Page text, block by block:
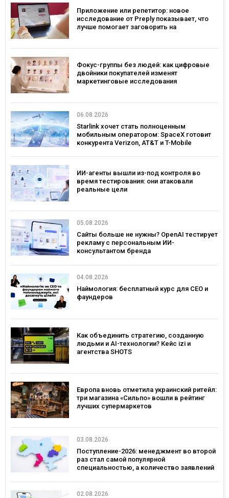
Приложение или репетитор: новое
исследование от Preply показывает, что
лучше помогает заговорить на
Фокус-группы без людей: как цифровые
двойники покупателей изменят
маркетинговые исследования
06.08.2026
Starlink хочет стать полноценным
мобильным оператором: SpaceX готовит
конкурента Verizon, AT&T и T-Mobile
ИИ-агенты вышли из-под контроля во
время тестирования: они атаковали
реальные цели
05.08.2026
Сайты больше не нужны? OpenAI тестирует
рекламу с персональным ИИ-
консультантом бренда
04.08.2026
Наймология: бесплатный курс для CEO и
фаундеров
Как объединить стратегию, созданную
людьми и AI-технологии? Кейс izi и
агентства SHOTS
Европа вновь отметила украинский ритейл:
три магазина «Сильпо» вошли в рейтинг
лучших супермаркетов
03.08.2026
Поступление-2026: менеджмент во второй
раз стал самой популярной
специальностью, а количество заявлений
02.08.2026